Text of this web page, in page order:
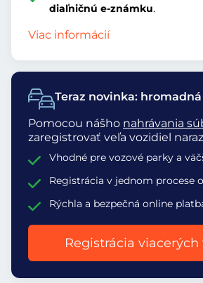
Teraz novinka:
Pomocou nášho nahrávania
zaregistrovať veľa vozidiel
Vhodné pre vozové parky a
Registrácia v jednom procese
Rýchla a bezpečná online
Registrácia viacerých
diaľničnú e-známku.
Viac informácií